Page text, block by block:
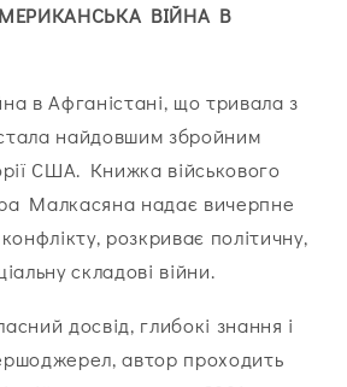
ВІЙНА В
в Афганістані, що тривала з
найдовшим збройним
США. Книжка військового
Малкасяна надає вичерпне
розкриває політичну,
складові війни.
досвід, глибокі знання і
автор проходить